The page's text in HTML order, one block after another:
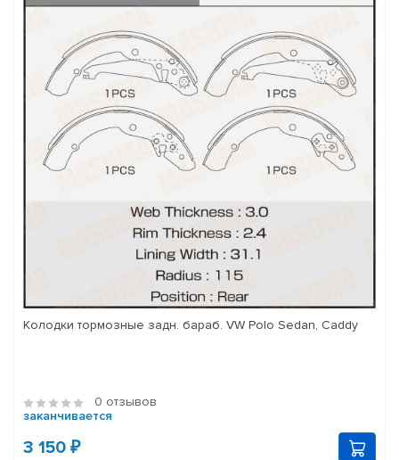
Колодки тормозные задн. бараб. VW Polo Sedan, Caddy
0 отзывов
заканчивается
3 150 ₽